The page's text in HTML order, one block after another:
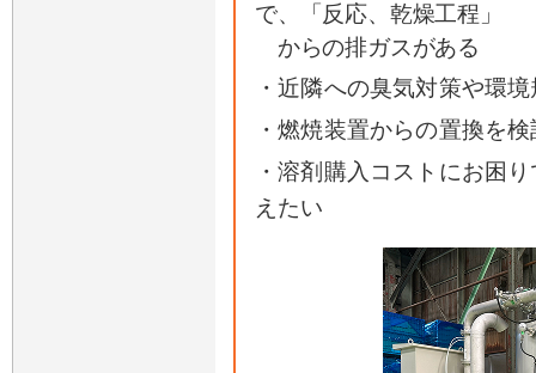
で、「反応、乾燥工程」
からの排ガスがある
・近隣への臭気対策や環
・燃焼装置からの置換を
・溶剤購入コストにお困
えたい